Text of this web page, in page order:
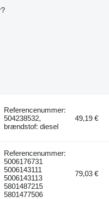
Referencenummer:
504238532,
brændstof: diesel
49,19 €
Referencenummer:
5006176731
5006143111
5006143113
5801487215
5801477506
79,03 €